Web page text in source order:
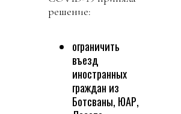
решение:
ограничить
въезд
иностранных
граждан из
Ботсваны, ЮАР,